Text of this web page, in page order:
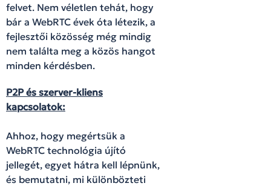
felvet. Nem véletlen tehát, hogy
bár a WebRTC évek óta létezik, a
fejlesztői közösség még mindig
nem találta meg a közös hangot
minden kérdésben.
P2P és szerver-kliens
kapcsolatok:
Ahhoz, hogy megértsük a
WebRTC technológia újító
jellegét, egyet hátra kell lépnünk,
és bemutatni, mi különbözteti